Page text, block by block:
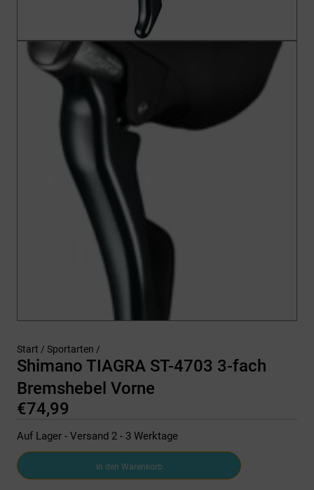
Start / Sportarten /
Shimano TIAGRA ST-4703 3-fach
Bremshebel Vorne
€74,99
Auf Lager - Versand 2 - 3 Werktage
Shimano
TIAGRA
ST-
In den Warenkorb